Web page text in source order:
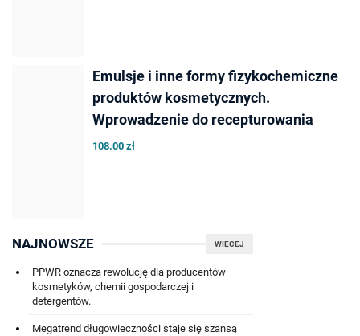
Emulsje i inne formy fizykochemiczne
produktów kosmetycznych.
Wprowadzenie do recepturowania
108.00 zł
WIĘCEJ
NAJNOWSZE
PPWR oznacza rewolucję dla producentów
kosmetyków, chemii gospodarczej i
detergentów.
Megatrend długowieczności staje się szansą